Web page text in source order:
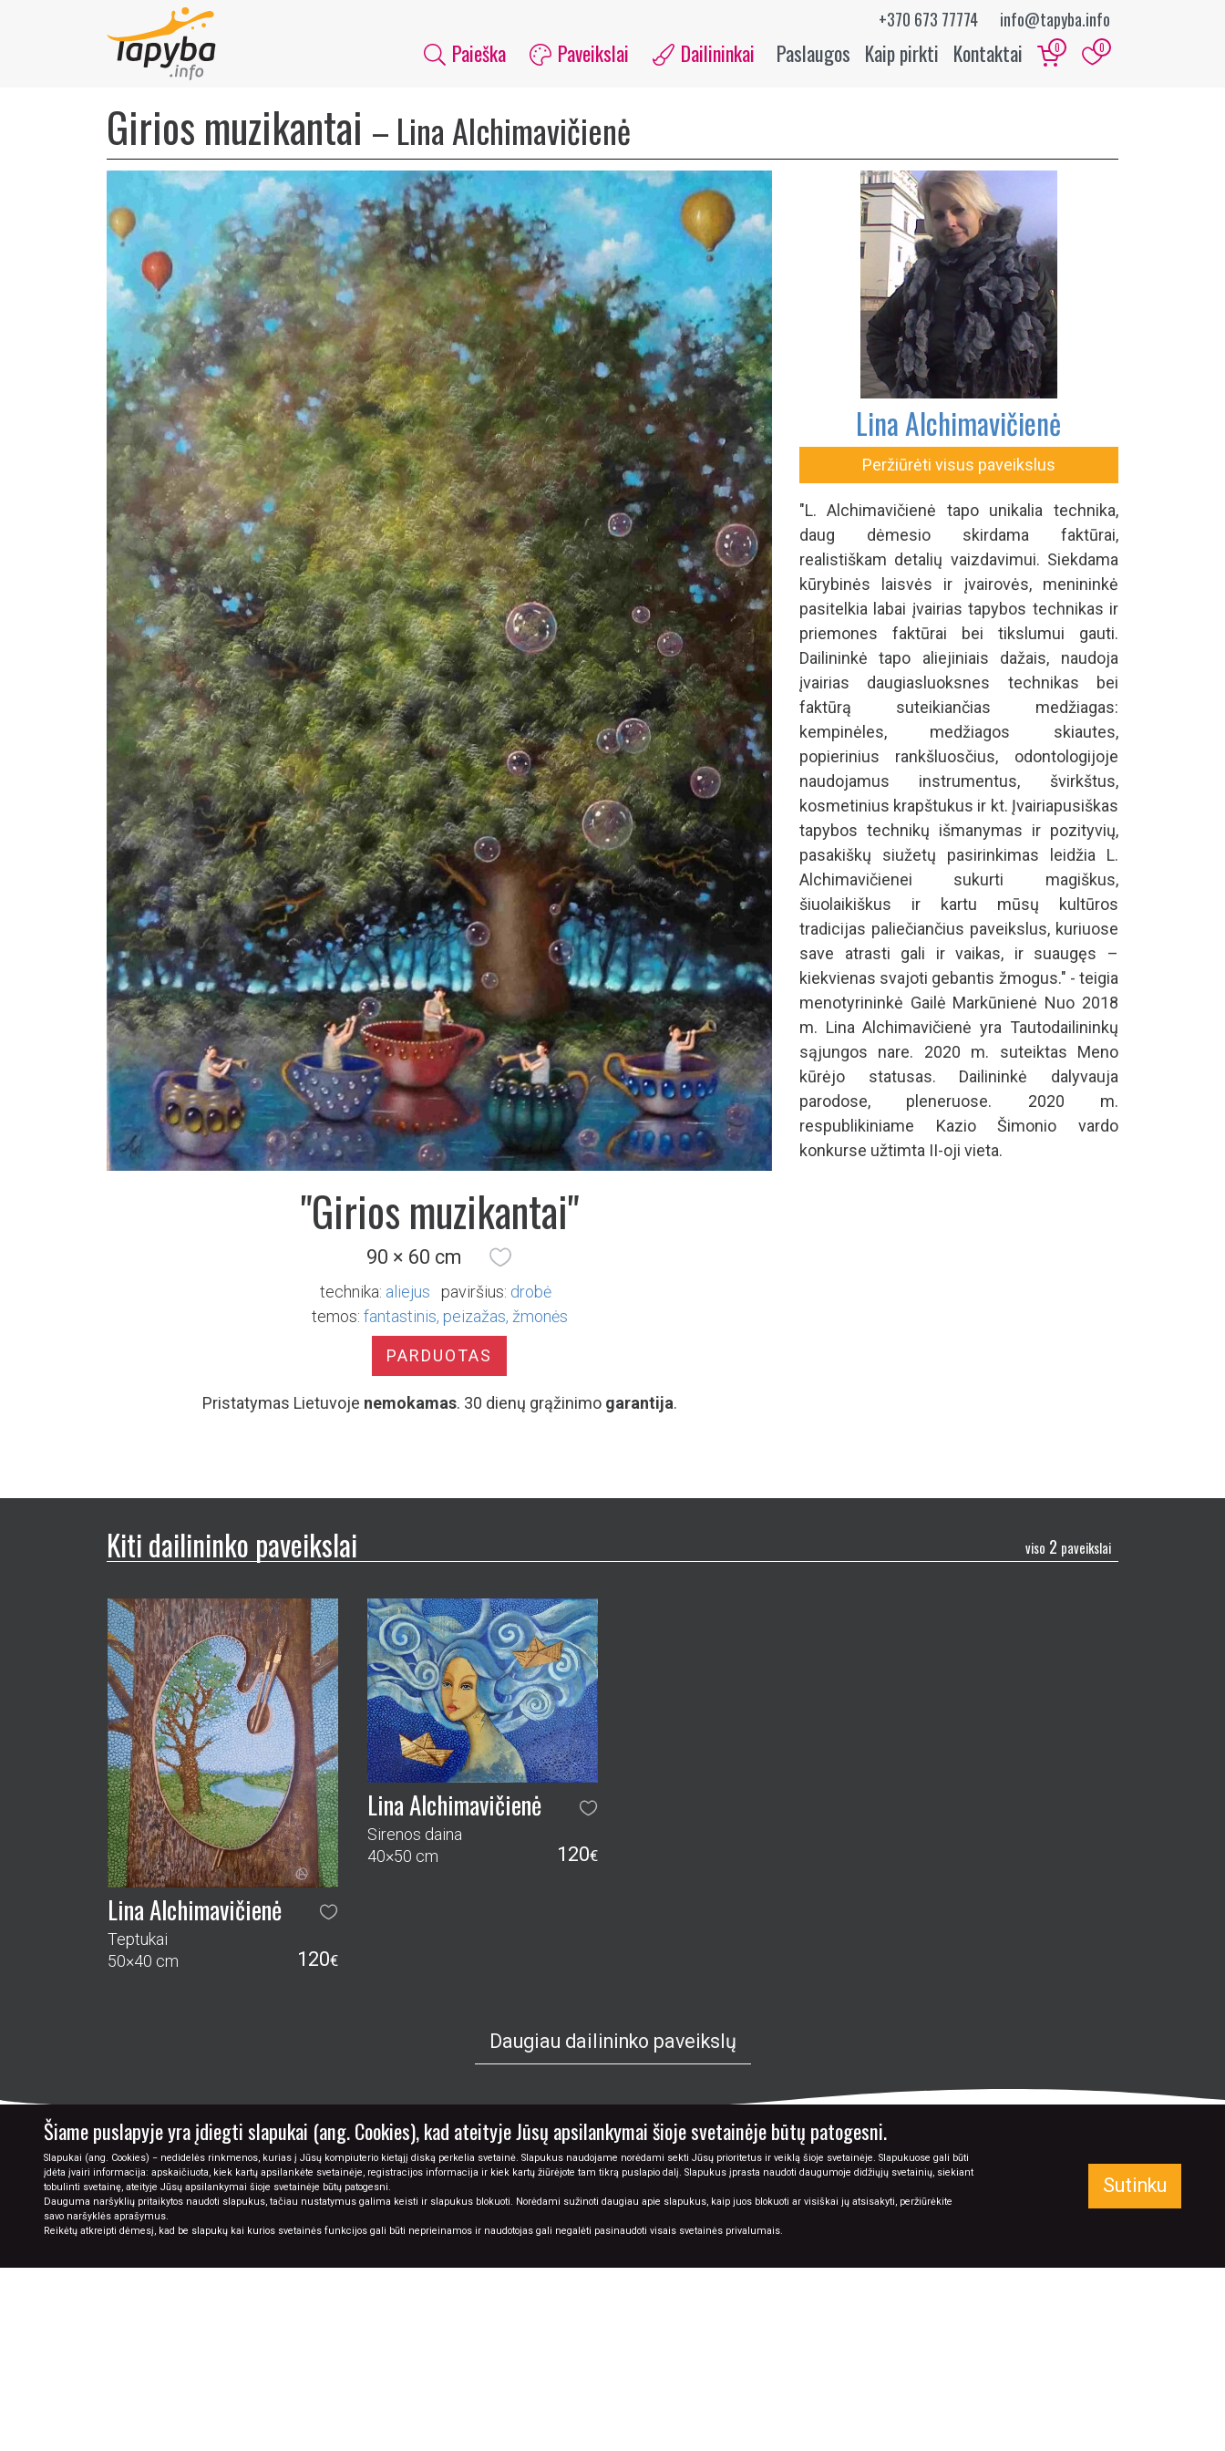
+370 673 77774 info@tapyba.info
Paieška Paveikslai Dailininkai Paslaugos Kaip pirkti Kontaktai 0 0
Girios muzikantai – Lina Alchimavičienė
"Girios muzikantai"
90 × 60 cm
technika: aliejus paviršius: drobė
temos: fantastinis peizažas žmonės
PARDUOTAS
Pristatymas Lietuvoje nemokamas. 30 dienų grąžinimo garantija.
Lina Alchimavičienė
Peržiūrėti visus paveikslus
"L. Alchimavičienė tapo unikalia technika,
daug dėmesio skirdama faktūrai,
realistiškam detalių vaizdavimui. Siekdama
kūrybinės laisvės ir įvairovės, menininkė
pasitelkia labai įvairias tapybos technikas ir
priemones faktūrai bei tikslumui gauti.
Dailininkė tapo aliejiniais dažais, naudoja
įvairias daugiasluoksnes technikas bei
faktūrą suteikiančias medžiagas:
kempinėles, medžiagos skiautes,
popierinius rankšluosčius, odontologijoje
naudojamus instrumentus, švirkštus,
kosmetinius krapštukus ir kt. Įvairiapusiškas
tapybos technikų išmanymas ir pozityvių,
pasakiškų siužetų pasirinkimas leidžia L.
Alchimavičienei sukurti magiškus,
šiuolaikiškus ir kartu mūsų kultūros
tradicijas paliečiančius paveikslus, kuriuose
save atrasti gali ir vaikas, ir suaugęs –
kiekvienas svajoti gebantis žmogus." - teigia
menotyrininkė Gailė Markūnienė Nuo 2018
m. Lina Alchimavičienė yra Tautodailininkų
sąjungos nare. 2020 m. suteiktas Meno
kūrėjo statusas. Dailininkė dalyvauja
parodose, pleneruose. 2020 m.
respublikiniame Kazio Šimonio vardo
konkurse užtimta II-oji vieta.
Kiti dailininko paveikslai viso 2 paveikslai
Lina Alchimavičienė
Teptukai
50×40 cm
120€
Lina Alchimavičienė
Sirenos daina
40×50 cm
120€
Daugiau dailininko paveikslų
PAVEIKSLAI DAILININKAI PASLAUGOS KAIP PIRKTI KONTAKTAI
PIRKIMAS
PAVEIKSLŲ KOLEKCIJOS
Šiame puslapyje yra įdiegti slapukai (ang. Cookies), kad ateityje Jūsų apsilankymai šioje svetainėje būtų patogesni.
Slapukai (ang. Cookies) − nedidelės rinkmenos, kurias į Jūsų kompiuterio kietąjį diską perkelia svetainė. Slapukus naudojame norėdami sekti Jūsų prioritetus ir veiklą šioje svetainėje. Slapukuose gali būti
įdėta įvairi informacija: apskaičiuota, kiek kartų apsilankėte svetainėje, registracijos informacija ir kiek kartų žiūrėjote tam tikrą puslapio dalį. Slapukus įprasta naudoti daugumoje didžiųjų svetainių, siekiant
tobulinti svetainę, ateityje Jūsų apsilankymai šioje svetainėje būtų patogesni.
Dauguma naršyklių pritaikytos naudoti slapukus, tačiau nustatymus galima keisti ir slapukus blokuoti. Norėdami sužinoti daugiau apie slapukus, kaip juos blokuoti ar visiškai jų atsisakyti, peržiūrėkite
savo naršyklės aprašymus.
Reikėtų atkreipti dėmesį, kad be slapukų kai kurios svetainės funkcijos gali būti neprieinamos ir naudotojas gali negalėti pasinaudoti visais svetainės privalumais.
Sutinku